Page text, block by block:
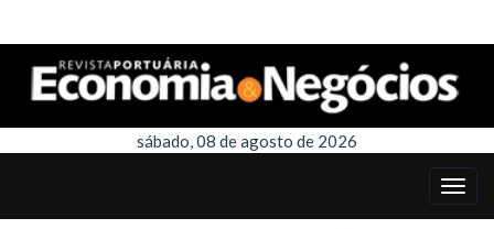
sábado, 08 de agosto de 2026